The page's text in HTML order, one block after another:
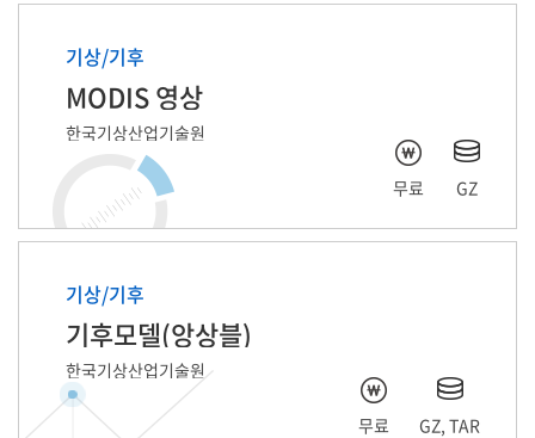
기상/기후
MODIS 영상
한국기상산업기술원
무료 GZ
기상/기후
기후모델(앙상블)
한국기상산업기술원
무료 GZ, TAR